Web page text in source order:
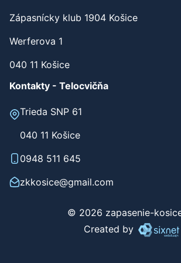
Zápasnícky klub 1904 Košice
Werferova 1
040 11 Košice
Kontakty - Telocvičňa
Trieda SNP 61
040 11 Košice
0948 511 645
zkkosice@gmail.com
© 2026 zapasenie-
Created by